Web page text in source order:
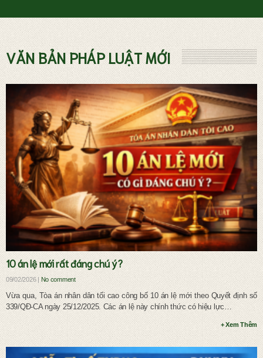
Ly hôn và chia tài sản chung
VĂN BẢN PHÁP LUẬT MỚI
10 án lệ mới rất đáng chú ý?
09/02/2026 | No comment
Vừa qua, Tòa án nhân dân tối cao công bố 10 án lệ mới theo Quyết định số
339/QĐ-CA ngày 25/12/2025. Các án lệ này chính thức có hiệu lực…
+ Xem Thêm